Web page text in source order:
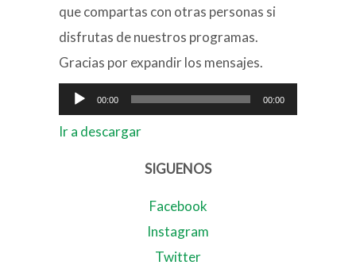
que compartas con otras personas si
disfrutas de nuestros programas.
Gracias por expandir los mensajes.
Reproductor
de
00:00 00:00
Ir a descargar
SIGUENOS
Facebook
Instagram
Twitter